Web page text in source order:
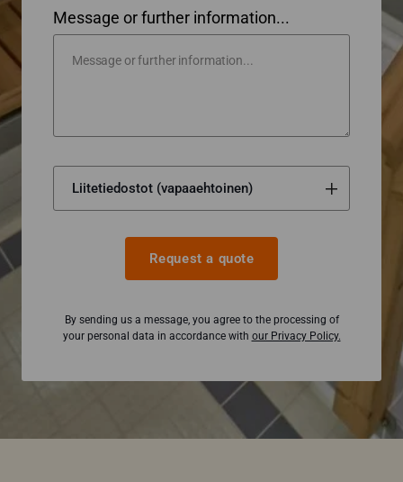
Message or further information...
Request a quote
By sending us a message, you agree to the processing of
your personal data in accordance with our Privacy Policy.